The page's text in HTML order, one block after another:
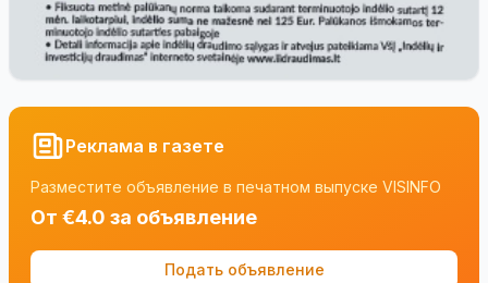
Реклама в газете
Разместите объявление в печатном выпуске VISINFO
От €4.0 за объявление
Подать объявление